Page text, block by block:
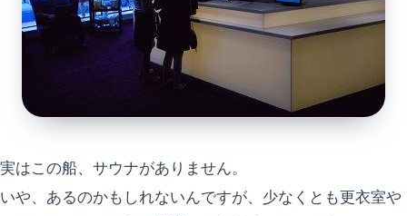
実はこの船、サウナがありません。
いや、あるのかもしれないんですが、少なくとも更衣室や